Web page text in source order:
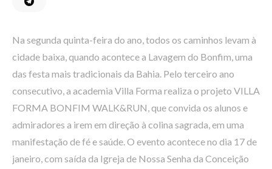
Na segunda quinta-feira do ano, todos os caminhos levam à
cidade baixa, quando acontece a Lavagem do Bonfim, uma
das festa mais tradicionais da Bahia. Pelo terceiro ano
consecutivo, a academia Villa Forma realiza o projeto VILLA
FORMA BONFIM WALK&RUN, que convida os alunos e
admiradores a irem em direção à colina sagrada, em uma
manifestação de fé e saúde. O evento acontece no dia 17 de
janeiro, com saída da Igreja de Nossa Senha da Conceição